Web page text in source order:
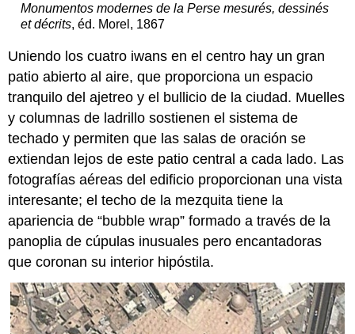
Monumentos modernes de la Perse mesurés, dessinés
et décrits, éd. Morel, 1867
Uniendo los cuatro iwans en el centro hay un gran
patio abierto al aire, que proporciona un espacio
tranquilo del ajetreo y el bullicio de la ciudad. Muelles
y columnas de ladrillo sostienen el sistema de
techado y permiten que las salas de oración se
extiendan lejos de este patio central a cada lado. Las
fotografías aéreas del edificio proporcionan una vista
interesante; el techo de la mezquita tiene la
apariencia de “bubble wrap” formado a través de la
panoplia de cúpulas inusuales pero encantadoras
que coronan su interior hipóstila.